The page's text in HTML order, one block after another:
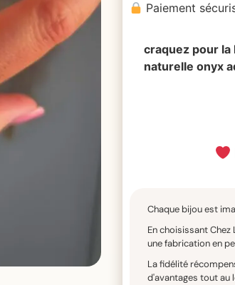
Paiement
craquez pour la
naturelle onyx
Chaque bijou est
En choisissant
une fabrication en
La fidélité
d'avantages tout au